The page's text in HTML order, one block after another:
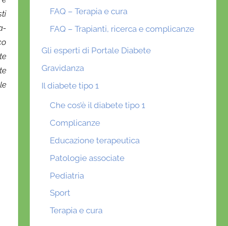
FAQ – Terapia e cura
FAQ – Trapianti, ricerca e complicanze
Gli esperti di Portale Diabete
Gravidanza
Il diabete tipo 1
Che cos’è il diabete tipo 1
Complicanze
Educazione terapeutica
Patologie associate
Pediatria
Sport
Terapia e cura